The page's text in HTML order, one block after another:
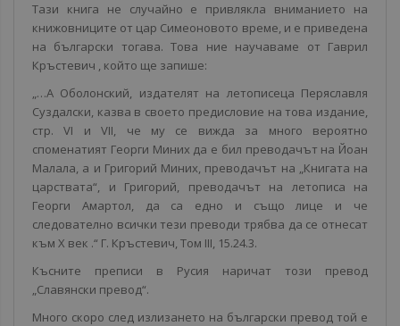
Тази книга не случайно е привлякла вниманието на
книжовниците от цар Симеоновото време, и е приведена
на български тогава. Това ние научаваме от Гаврил
Кръстевич , който ще запише:
„…А Оболонский, издателят на летописеца Перяславля
Суздалски, казва в своето предисловие на това издание,
стр. VI и VII, че му се вижда за много вероятно
споменатият Георги Миних да е бил преводачът на Йоан
Малала, а и Григорий Миних, преводачът на „Книгата на
царствата“, и Григорий, преводачът на летописа на
Георги Амартол, да са едно и също лице и че
следователно всички тези преводи трябва да се отнесат
към X век .“ Г. Кръстевич, Том III, 15.24.3.
Късните преписи в Русия наричат този превод
„Славянски превод“.
Много скоро след излизането на български превод той е